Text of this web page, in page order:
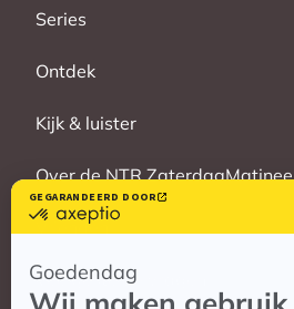
Series
Ontdek
Kijk & luister
Over de NTR ZaterdagMatinee
Vrienden
Veelgestelde vragen